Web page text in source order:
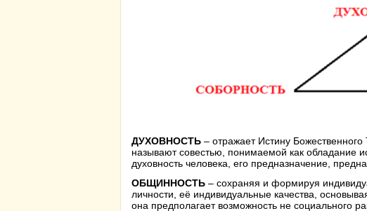
ДУХОВНОСТЬ – отражает Истину
называют совестью, понимаемой как
духовность человека, его предназначение,
ОБЩИННОСТЬ – сохраняя и формируя
личности, её индивидуальные качества,
она предполагает возможность не социального